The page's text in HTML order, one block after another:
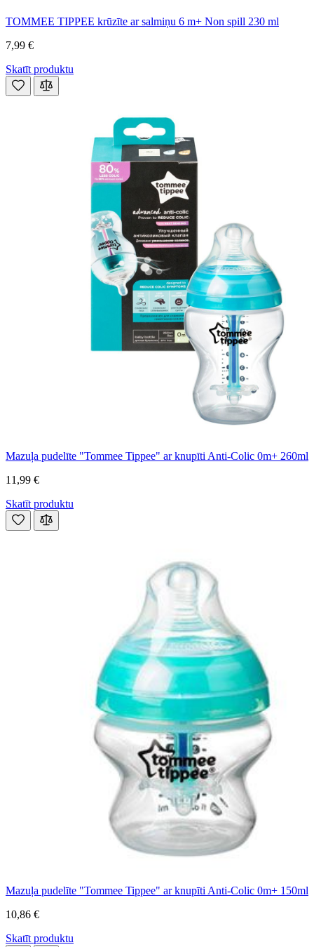
TOMMEE TIPPEE krūzīte ar salmiņu 6 m+ Non spill 230 ml
7,99 €
Skatīt produktu
Mazuļa pudelīte "Tommee Tippee" ar knupīti Anti-Colic 0m+ 260ml
11,99 €
Skatīt produktu
Mazuļa pudelīte "Tommee Tippee" ar knupīti Anti-Colic 0m+ 150ml
10,86 €
Skatīt produktu